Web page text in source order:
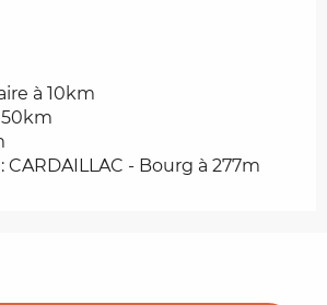
à 10km
CARDAILLAC - Bourg à 277m